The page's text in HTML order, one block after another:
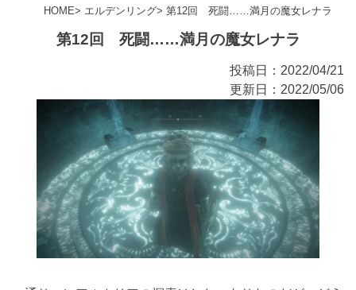
HOME エルデンリング 第12回 死闘……満月の魔女レナラ
第12回 死闘……満月の魔女レナラ
投稿日：2022/04/21
更新日：2022/05/06